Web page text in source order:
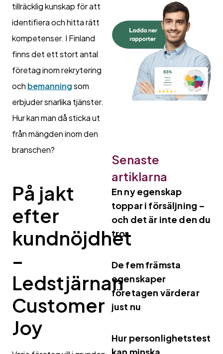
tillräcklig kunskap för att
identifiera och hitta rätt
kompetenser. I Finland
finns det ett stort antal
företag inom rekrytering
och bemanningsom
erbjuder snarlika tjänster.
Hur kan man då sticka ut
från mängden inom den
branschen?
På jakt
efter
kundnöjdhet
–
Ledstjärnan
Customer
Joy
Senaste
artiklarna
En ny egenskap
toppar i försäljning –
och det är inte den du
tror
De fem främsta
egenskaper
företagen värderar
just nu
Hur personlighetstest